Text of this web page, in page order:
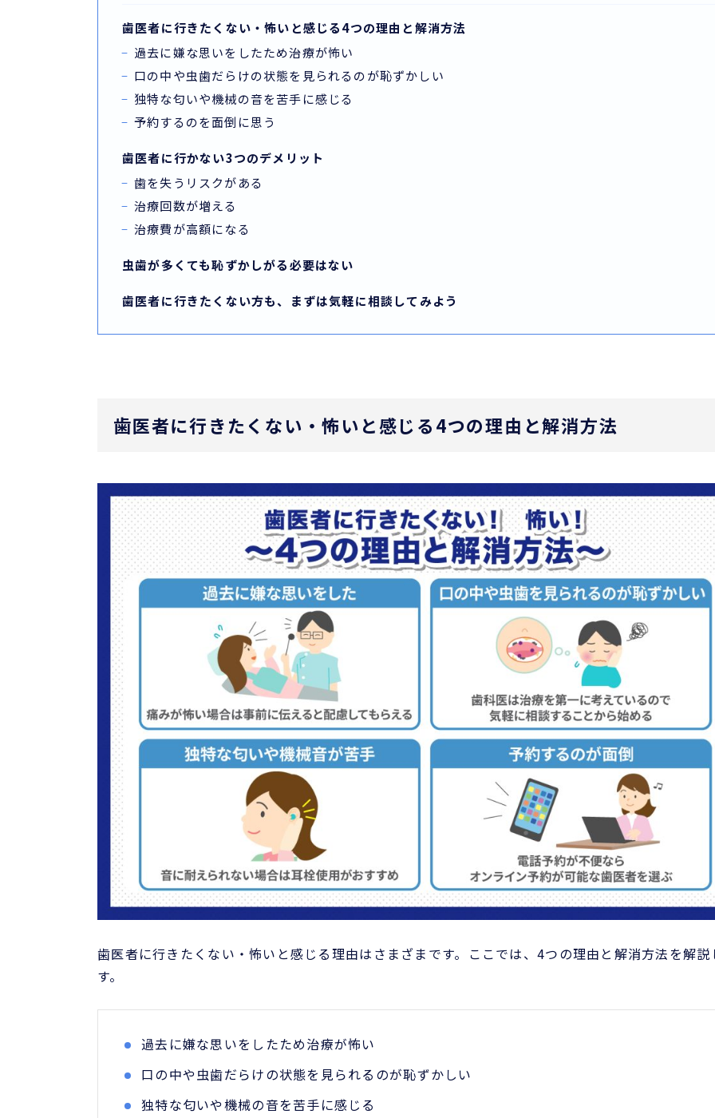
歯医者に行きたくない・怖いと感じる4つの理由と解消方法
過去に嫌な思いをしたため治療が怖い
口の中や虫歯だらけの状態を見られるのが恥ずかしい
独特な匂いや機械の音を苦手に感じる
予約するのを面倒に思う
歯医者に行かない3つのデメリット
歯を失うリスクがある
治療回数が増える
治療費が高額になる
虫歯が多くても恥ずかしがる必要はない
歯医者に行きたくない方も、まずは気軽に相談してみよう
歯医者に行きたくない・怖いと感じる4つの理由と解消方法
歯医者に行きたくない・怖いと感じる理由はさまざまです。ここでは、4つの理由と解消方法を解説
す。
過去に嫌な思いをしたため治療が怖い
口の中や虫歯だらけの状態を見られるのが恥ずかしい
独特な匂いや機械の音を苦手に感じる